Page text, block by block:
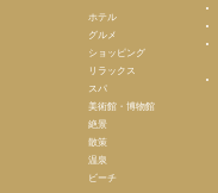
ホテル
グルメ
ショッピング
リラックス
スパ
美術館・博物館
絶景
散策
温泉
ビーチ